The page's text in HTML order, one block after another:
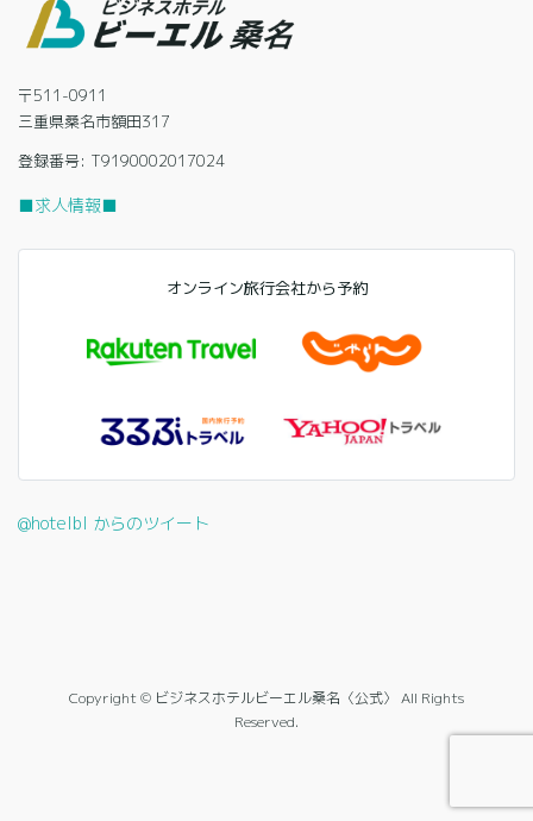
〒511-0911
三重県桑名市額田317
登録番号: T9190002017024
■求人情報■
オンライン旅行会社から予約
@hotelbl からのツイート
Copyright © ビジネスホテルビーエル桑名〈公式〉 All Rights
Reserved.